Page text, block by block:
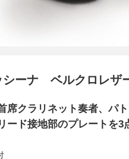
ーナ ベルクロレザ
席クラリネット奏者、パ
ード接地部のプレートを3